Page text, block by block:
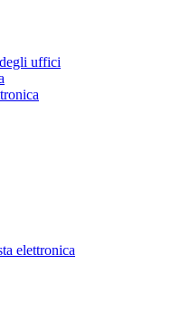
uffici
elettronica